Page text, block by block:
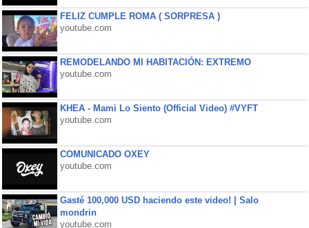
FELIZ CUMPLE ROMA ( SORPRESA )
youtube.com
REMODELANDO MI HABITACIÓN: EXTREMO
youtube.com
KHEA - Mami Lo Siento (Official Video) #VYFT
youtube.com
COMUNICADO OXEY
youtube.com
Gasté 100,000 USD haciendo este video! | Salo
mondrin
youtube.com